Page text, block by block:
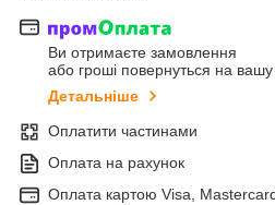
Ви отримаєте замовлення
або гроші повернуться на вашу
Детальніше
Оплатити частинами
Оплата на рахунок
Оплата картою Visa,